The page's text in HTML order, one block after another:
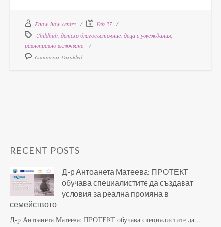
Know-how centre
Feb 27
Childhub детско благосъстояние деца с увреждания
равноправно включване
Comments Disabled
RECENT POSTS
Д-р Антоанета Матеева: ПРОТЕКТ
обучава специалистите да създават
условия за реална промяна в
семейството
Д-р Антоанета Матеева: ПРОТЕКТ обучава специалистите да...